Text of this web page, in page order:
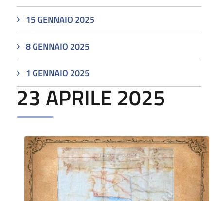
15 GENNAIO 2025
8 GENNAIO 2025
1 GENNAIO 2025
23 APRILE 2025